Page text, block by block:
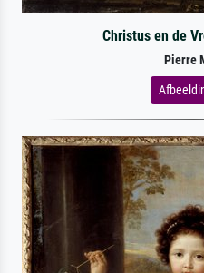
Christus en de
Pierre